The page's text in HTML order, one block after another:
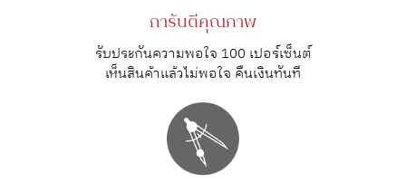
การันตีคุณภาพ
รับประกันความพอใจ 100 เปอร์เซ็นต์
เห็นสินค้าแล้วไม่พอใจ คืนเงินทันที